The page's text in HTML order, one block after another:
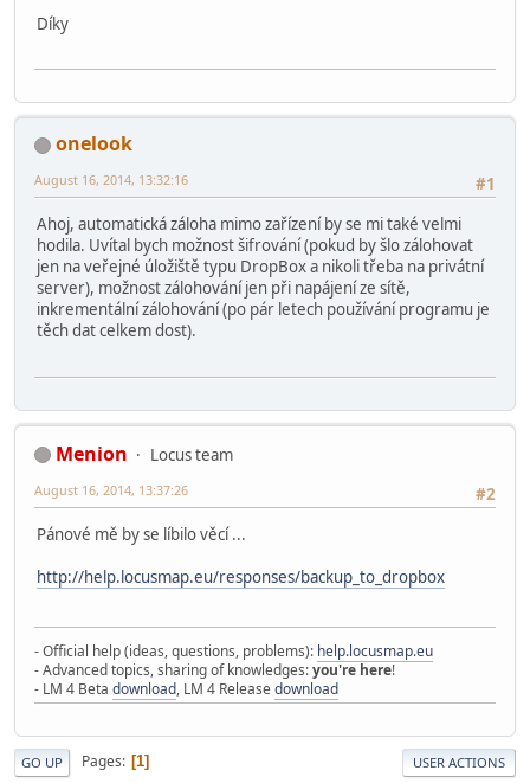
Díky
onelook
#1
August 16, 2014, 13:32:16
Ahoj, automatická záloha mimo zařízení by se mi také velmi
hodila. Uvítal bych možnost šifrování (pokud by šlo zálohovat
jen na veřejné úložiště typu DropBox a nikoli třeba na privátní
server), možnost zálohování jen při napájení ze sítě,
inkrementální zálohování (po pár letech používání programu je
těch dat celkem dost).
Menion
Locus team
#2
August 16, 2014, 13:37:26
Pánové mě by se líbilo věcí ...
http://help.locusmap.eu/responses/backup_to_dropbox
- Official help (ideas, questions, problems): help.locusmap.eu
- Advanced topics, sharing of knowledges:you're here!
- LM 4 Beta download, LM 4 Release download
GO UP Pages 1 USER ACTIONS